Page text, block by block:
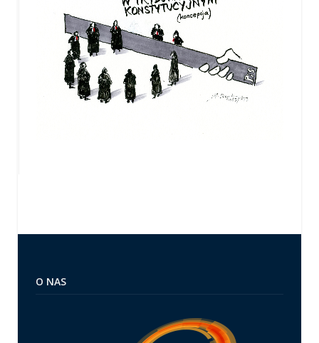
O NAS